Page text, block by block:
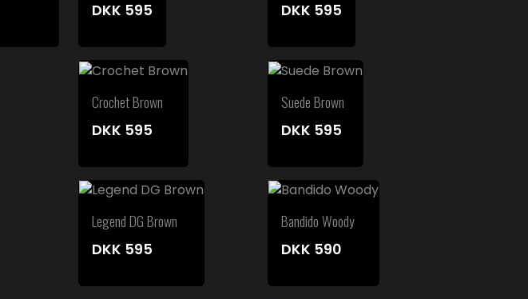
DKK 595 DKK 595
Crochet Brown
DKK 595
Suede Brown
DKK 595
Legend DG Brown
DKK 595
Bandido Woody
DKK 590